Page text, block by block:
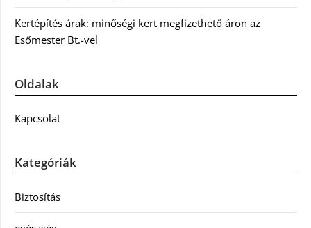
Kertépítés árak: minőségi kert megfizethető áron az
Esőmester Bt.-vel
Oldalak
Kapcsolat
Kategóriák
Biztosítás